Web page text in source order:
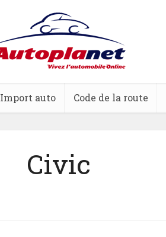
Import auto Code de la route
Civic